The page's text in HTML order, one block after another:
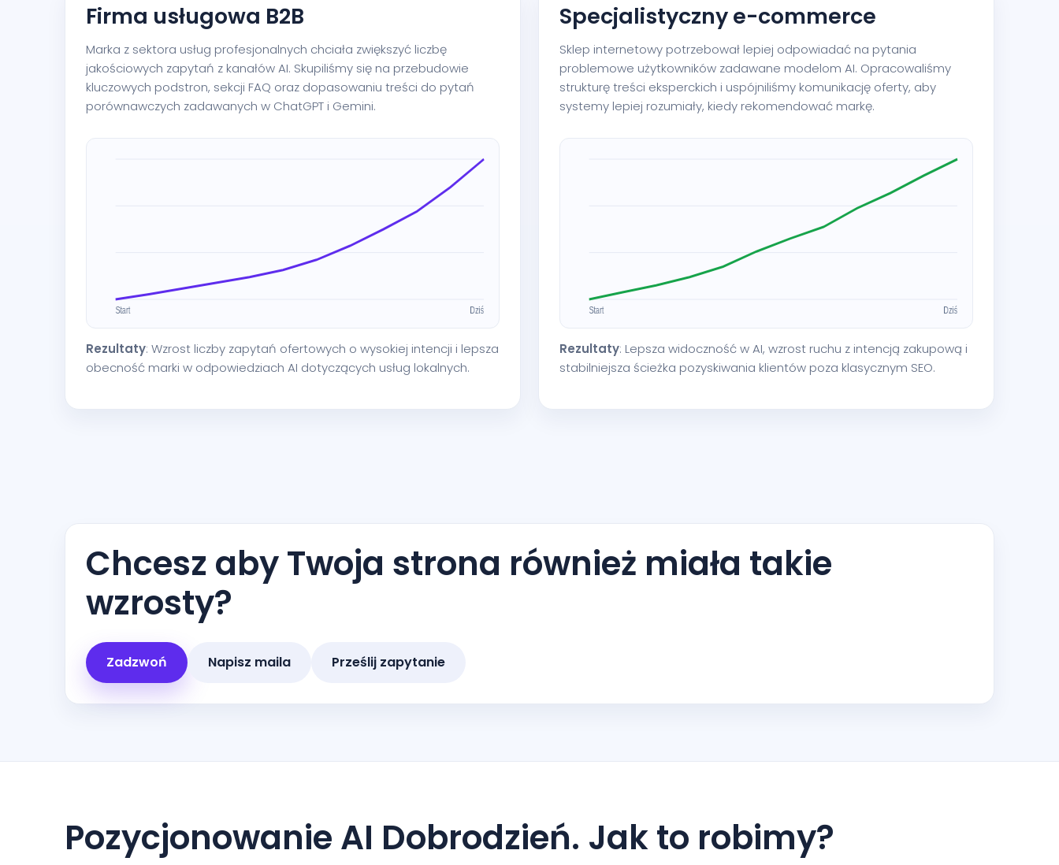
Firma usługowa B2B
Marka z sektora usług profesjonalnych chciała zwiększyć liczbę
jakościowych zapytań z kanałów AI. Skupiliśmy się na przebudowie
kluczowych podstron, sekcji FAQ oraz dopasowaniu treści do pytań
porównawczych zadawanych w ChatGPT i Gemini.
Rezultaty: Wzrost liczby zapytań ofertowych o wysokiej intencji i lepsza
obecność marki w odpowiedziach AI dotyczących usług lokalnych.
Specjalistyczny e-commerce
Sklep internetowy potrzebował lepiej odpowiadać na pytania
problemowe użytkowników zadawane modelom AI. Opracowaliśmy
strukturę treści eksperckich i uspójniliśmy komunikację oferty, aby
systemy lepiej rozumiały, kiedy rekomendować markę.
Rezultaty: Lepsza widoczność w AI, wzrost ruchu z intencją zakupową i
stabilniejsza ścieżka pozyskiwania klientów poza klasycznym SEO.
Chcesz aby Twoja strona również miała takie
wzrosty?
Zadzwoń Napisz maila Prześlij zapytanie
Pozycjonowanie AI Dobrodzień. Jak to robimy?